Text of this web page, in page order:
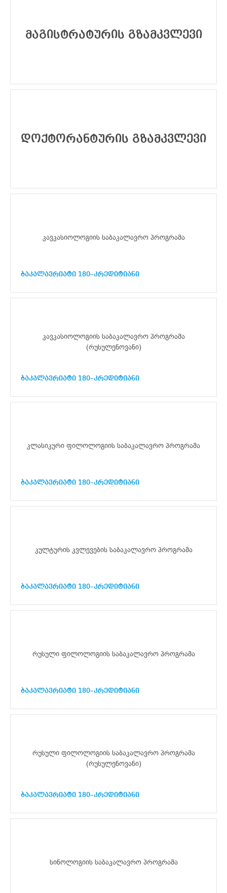
მაგისტრატურის გზამკვლევი
დოქტორანტურის გზამკვლევი
კავკასიოლოგიის საბაკალავრო პროგრამა
ბაკალავრიატი 180–კრედიტიანი
კავკასიოლოგიის საბაკალავრო პროგრამა
(რუსულენოვანი)
ბაკალავრიატი 180–კრედიტიანი
კლასიკური ფილოლოგიის საბაკალავრო პროგრამა
ბაკალავრიატი 180–კრედიტიანი
კულტურის კვლევების საბაკალავრო პროგრამა
ბაკალავრიატი 180–კრედიტიანი
რუსული ფილოლოგიის საბაკალავრო პროგრამა
ბაკალავრიატი 180–კრედიტიანი
რუსული ფილოლოგიის საბაკალავრო პროგრამა
(რუსულენოვანი)
ბაკალავრიატი 180–კრედიტიანი
სინოლოგიის საბაკალავრო პროგრამა